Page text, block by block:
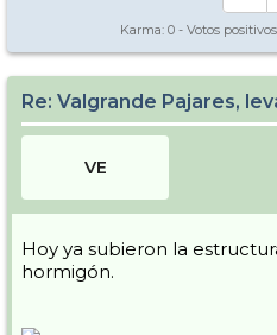
Karma: 0 - Votos
Re: Valgrande Pajares,
VE
Hoy ya subieron la
hormigón.